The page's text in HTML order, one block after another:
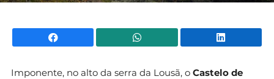
Facebook WhatsApp
Imponente, no alto da serra da Lousã, o Castelo de